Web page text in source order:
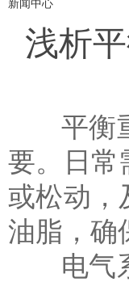
新闻中心
浅析
平衡重
要。日常
或松动，
油脂，确
电气系